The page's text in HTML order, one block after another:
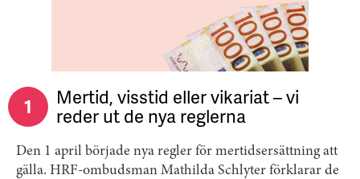
1 Mertid, visstid eller vikariat – vi
reder ut de nya reglerna
Den 1 april började nya regler för mertidsersättning att
gälla. HRF-ombudsman Mathilda Schlyter förklarar de